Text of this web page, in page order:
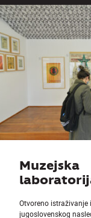
Muzejska
Otvoreno istraživanje
jugoslovenskog